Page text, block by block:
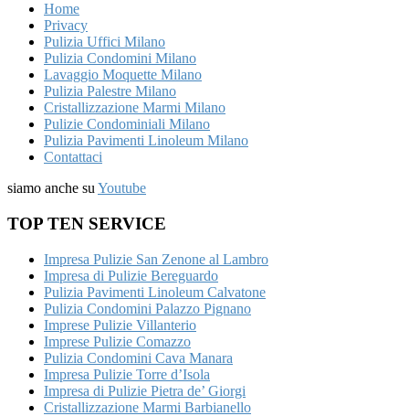
Home
Privacy
Pulizia Uffici Milano
Pulizia Condomini Milano
Lavaggio Moquette Milano
Pulizia Palestre Milano
Cristallizzazione Marmi Milano
Pulizie Condominiali Milano
Pulizia Pavimenti Linoleum Milano
Contattaci
siamo anche su Youtube
TOP TEN SERVICE
Impresa Pulizie San Zenone al Lambro
Impresa di Pulizie Bereguardo
Pulizia Pavimenti Linoleum Calvatone
Pulizia Condomini Palazzo Pignano
Imprese Pulizie Villanterio
Imprese Pulizie Comazzo
Pulizia Condomini Cava Manara
Impresa Pulizie Torre d’Isola
Impresa di Pulizie Pietra de’ Giorgi
Cristallizzazione Marmi Barbianello